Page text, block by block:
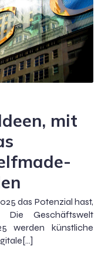
mit
das Potenzial hast,
Die Geschäftswelt
werden künstliche